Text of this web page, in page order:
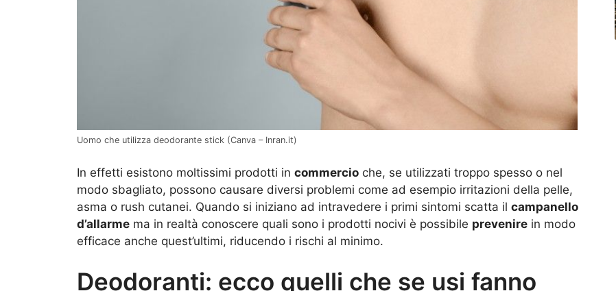
Uomo che utilizza deodorante stick (Canva – Inran.it)
In effetti esistono moltissimi prodotti in commercio che, se utilizzati troppo spesso o nel
modo sbagliato, possono causare diversi problemi come ad esempio irritazioni della pelle,
asma o rush cutanei. Quando si iniziano ad intravedere i primi sintomi scatta il campanello
d’allarme ma in realtà conoscere quali sono i prodotti nocivi è possibile prevenire in modo
efficace anche quest’ultimi, riducendo i rischi al minimo.
Deodoranti: ecco quelli che se usi fanno